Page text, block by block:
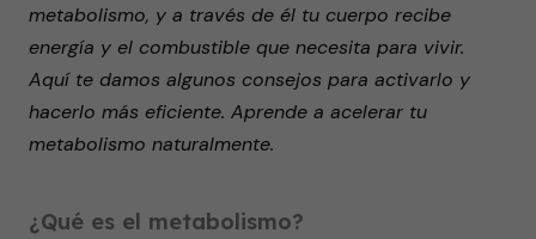
seconds
metabolismo, y a través de él tu cuerpo recibe
energía y el combustible que necesita para vivir.
Aquí te damos algunos consejos para activarlo y
hacerlo más eficiente. Aprende a acelerar tu
metabolismo naturalmente.
¿Qué es el metabolismo?